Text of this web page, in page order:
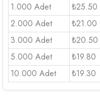
1.000 Adet
₺25.50
2.000 Adet
₺21.00
3.000 Adet
₺20.50
5.000 Adet
₺19.80
10.000 Adet
₺19.30